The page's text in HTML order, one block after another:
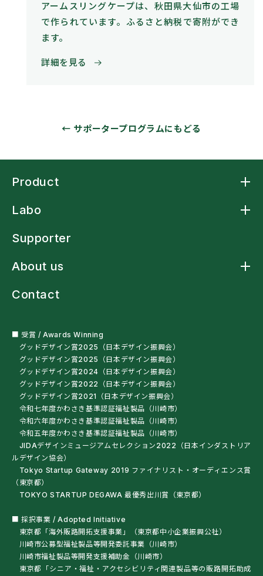
アームスリングケープは、秋田県大仙市の工場
で作られています。ふるさと納税で寄附ができ
ます。
詳細を見る
← サポータープログラムにもどる
Product
アームスリングケープ
アームスリング標準型
アームストラップシャツ
多機能レインウェア
ペットボトルオープナー
Labo
Supporter
About us
ニュース
会社概要
Contact
■ 受賞 / Awards Winning
グッドデザイン賞2025（日本デザイン振興会）
グッドデザイン賞2025（日本デザイン振興会）
グッドデザイン賞2024（日本デザイン振興会）
グッドデザイン賞2022（日本デザイン振興会）
グッドデザイン賞2021（日本デザイン振興会）
令和七年度かわさき基準認証福祉製品（川崎市）
令和六年度かわさき基準認証福祉製品（川崎市）
令和五年度かわさき基準認証福祉製品（川崎市）
JIDAデザインミュージアムセレクション2022（日本インダストリア
ルデザイン協会）
Tokyo Startup Gateway 2019 ファイナリスト・オーディエンス賞
（東京都）
TOKYO STARTUP DEGAWA 最優秀出川賞（東京都）
■ 採択事業 / Adopted Initiative
東京都「海外販路開拓支援事業」（東京都中小企業振興公社）
川崎市公募型福祉製品等開発委託事業（川崎市）
川崎市福祉製品等開発支援補助金（川崎市）
東京都「シニア・福祉・アクセシビリティ関連製品等の販路開拓助成